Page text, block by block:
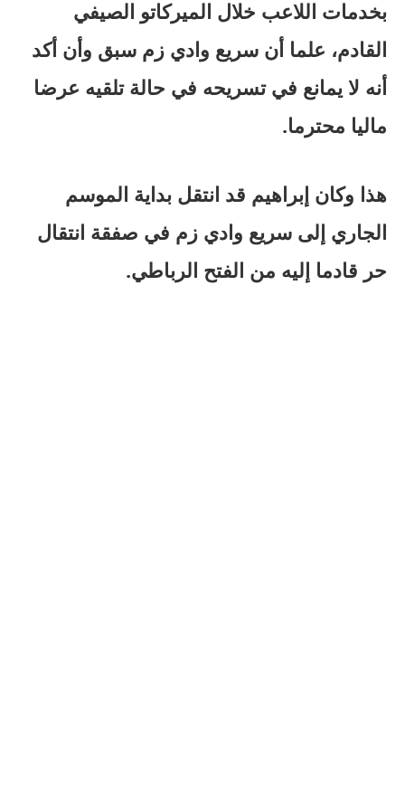
بخدمات اللاعب خلال الميركاتو الصيفي
القادم، علما أن سريع وادي زم سبق وأن أكد
أنه لا يمانع في تسريحه في حالة تلقيه عرضا
ماليا محترما.
هذا وكان إبراهيم قد انتقل بداية الموسم
الجاري إلى سريع وادي زم في صفقة انتقال
حر قادما إليه من الفتح الرباطي.